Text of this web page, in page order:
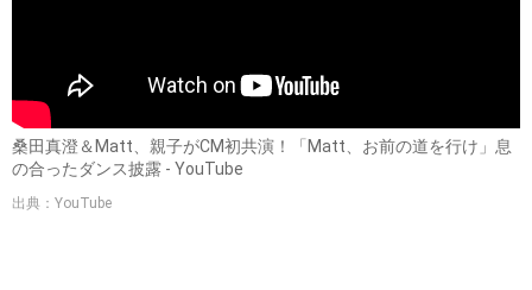
桑田真澄＆Matt、親子がCM初共演！「Matt、お前の道を行け」息
の合ったダンス披露 - YouTube
出典：YouTube